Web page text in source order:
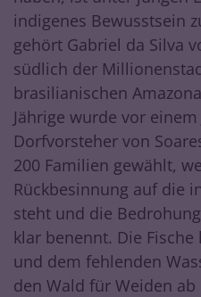
indigenes Bewusstsein
gehört Gabriel da Silva
südlich der
brasilianischen
Jährige wurde vor
Dorfvorsteher von
200 Familien gewählt,
Rückbesinnung auf die
steht und die
klar benennt. Die
und dem fehlenden
den Wald für Weiden